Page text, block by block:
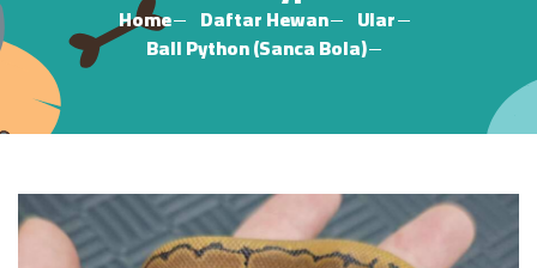
Home Daftar Hewan
Ular
Ball Python (Sanca Bola)